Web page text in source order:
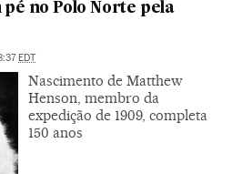
pé no Polo Norte pela
EDT
Nascimento de Matthew
Henson, membro da
expedição de 1909, completa
150 anos